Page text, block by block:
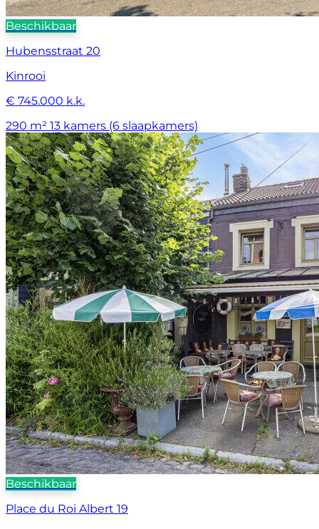
Beschikbaar
Hubensstraat 20
Kinrooi
€ 745.000 k.k.
290 m² 13 kamers (6 slaapkamers)
Beschikbaar
Place du Roi Albert 19